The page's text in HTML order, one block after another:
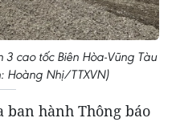
cao tốc Biên Hòa-Vũng Tàu
Hoàng Nhị/TTXVN)
ban hành Thông báo